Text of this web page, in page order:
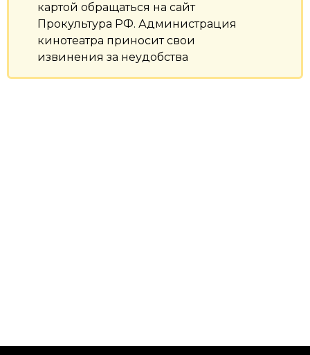
картой обращаться на сайт
Прокультура РФ. Администрация
кинотеатра приносит свои
извинения за неудобства